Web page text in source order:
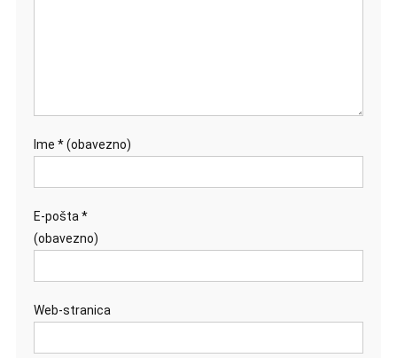
Ime * (obavezno)
E-pošta*
(obavezno)
Web-stranica